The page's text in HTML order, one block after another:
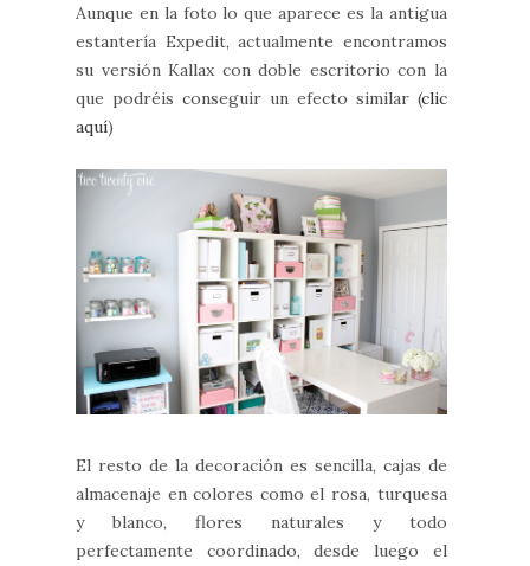
Aunque en la foto lo que aparece es la antigua
estantería Expedit, actualmente encontramos
su versión Kallax con doble escritorio con la
que podréis conseguir un efecto similar (clic
aquí)
El resto de la decoración es sencilla, cajas de
almacenaje en colores como el rosa, turquesa
y blanco, flores naturales y todo
perfectamente coordinado, desde luego el